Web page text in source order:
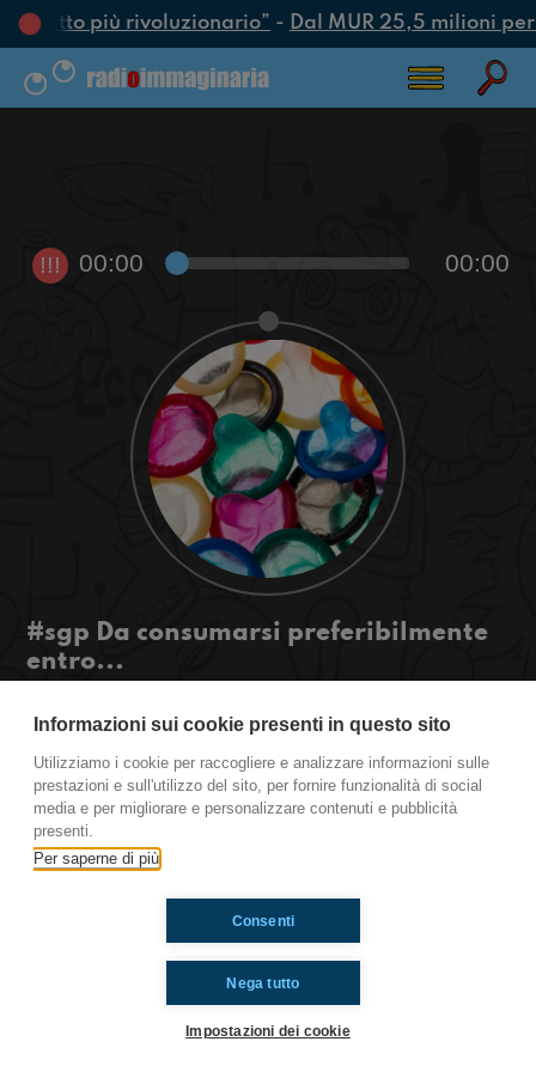
è l’atto più rivoluzionario”- Dal MUR 25,5 milioni
!!! 00:00 00:00
#sgp Da consumarsi preferibilmente
entro...
#OkkinSu www.radioimmaginaria.it
San Giovanni in Persiceto
Ti è piaciuto? Condividilo!
Informazioni sui cookie presenti in questo sito
Utilizziamo i cookie per raccogliere e analizzare informazioni sulle
prestazioni e sull'utilizzo del sito, per fornire funzionalità di social
media e per migliorare e personalizzare contenuti e pubblicità
presenti.
Per saperne di più
Nega tutto
Consenti
Impostazioni dei cookie